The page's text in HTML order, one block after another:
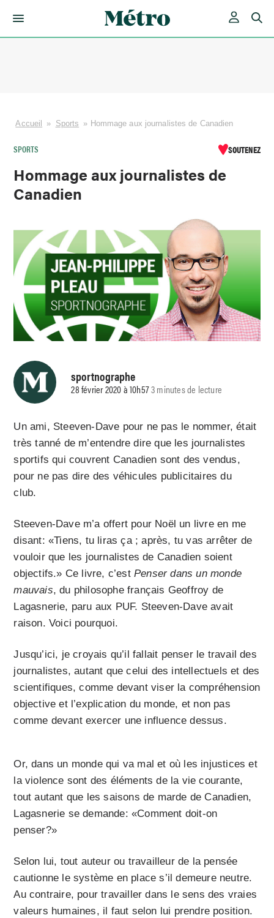
Accueil » Sports » Hommage aux journalistes de Canadien
SPORTS SOUTENEZ
Hommage aux journalistes de
Canadien
sportnographe
28 février 2020 à 10h573 minutes de lecture
Un ami, Steeven-Dave pour ne pas le nommer, était
très tanné de m’entendre dire que les journalistes
sportifs qui couvrent Canadien sont des vendus,
pour ne pas dire des véhicules publicitaires du
club.
Steeven-Dave m’a offert pour Noël un livre en me
disant: «Tiens, tu liras ça ; après, tu vas arrêter de
vouloir que les journalistes de Canadien soient
objectifs.» Ce livre, c’estPenser dans un monde
mauvais, du philosophe français Geoffroy de
Lagasnerie, paru aux PUF. Steeven-Dave avait
raison. Voici pourquoi.
Jusqu’ici, je croyais qu’il fallait penser le travail des
journalistes, autant que celui des intellectuels et des
scientifiques, comme devant viser la compréhension
objective et l’explication du monde, et non pas
comme devant exercer une influence dessus.
Or, dans un monde qui va mal et où les injustices et
la violence sont des éléments de la vie courante,
tout autant que les saisons de marde de Canadien,
Lagasnerie se demande: «Comment doit-on
penser?»
Selon lui, tout auteur ou travailleur de la pensée
cautionne le système en place s’il demeure neutre.
Au contraire, pour travailler dans le sens des vraies
valeurs humaines, il faut selon lui prendre position.